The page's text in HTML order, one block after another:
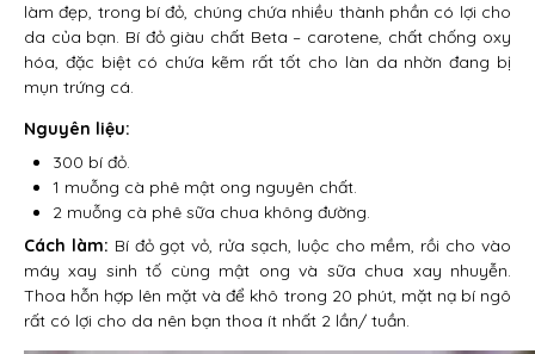
làm đẹp, trong bí đỏ, chúng chứa nhiều thành phần có lợi cho
da của bạn. Bí đỏ giàu chất Beta – carotene, chất chống oxy
hóa, đặc biệt có chứa kẽm rất tốt cho làn da nhờn đang bị
mụn trứng cá.
Nguyên liệu:
300 bí đỏ.
1 muỗng cà phê mật ong nguyên chất.
2 muỗng cà phê sữa chua không đường.
Cách làm: Bí đỏ gọt vỏ, rửa sạch, luộc cho mềm, rồi cho vào
máy xay sinh tố cùng mật ong và sữa chua xay nhuyễn.
Thoa hỗn hợp lên mặt và để khô trong 20 phút, mặt nạ bí ngô
rất có lợi cho da nên bạn thoa ít nhất 2 lần/ tuần.